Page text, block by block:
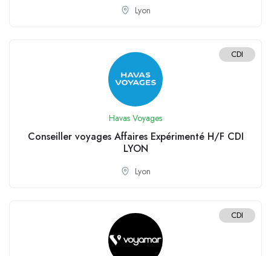
Lyon
CDI
Havas Voyages
Conseiller voyages Affaires Expérimenté H/F CDI
LYON
Lyon
CDI